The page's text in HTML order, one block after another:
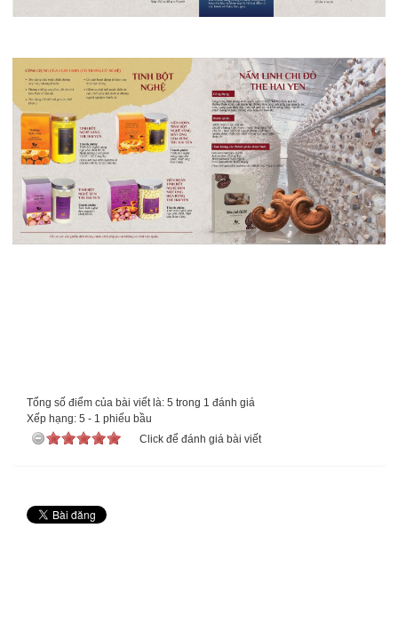
Tổng số điểm của bài viết là: 5 trong 1 đánh giá
Xếp hạng: 5 - 1 phiếu bầu
Click để đánh giá bài viết